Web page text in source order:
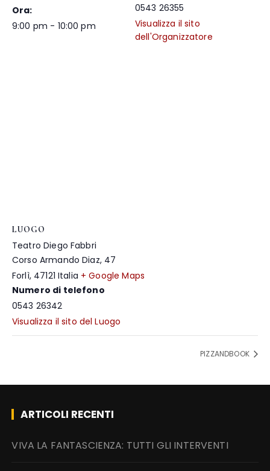
Ora:
9:00 pm - 10:00 pm
0543 26355
Visualizza il sito
dell'Organizzatore
LUOGO
Teatro Diego Fabbri
Corso Armando Diaz, 47
Forlì, 47121 Italia + Google Maps
Numero di telefono
0543 26342
Visualizza il sito del Luogo
PIZZANDBOOK
ARTICOLI RECENTI
VIVA LA FANTASCIENZA: TUTTI GLI INTERVENTI